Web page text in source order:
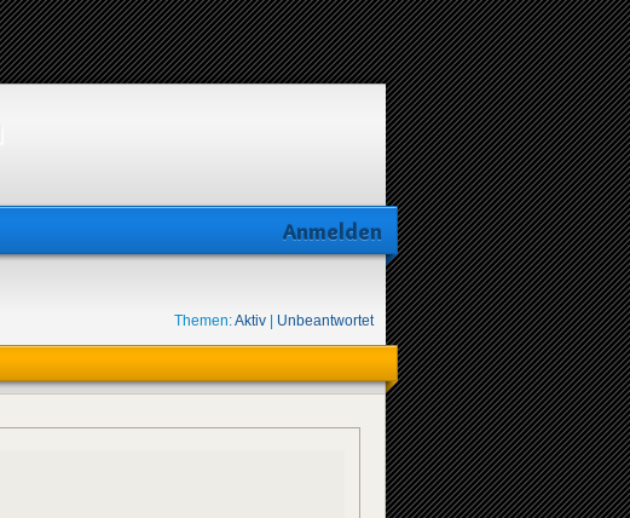
Anmelden
Themen:Aktiv Unbeantwortet